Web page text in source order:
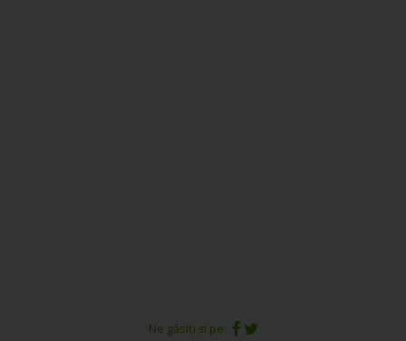
Ne găsiți și pe: